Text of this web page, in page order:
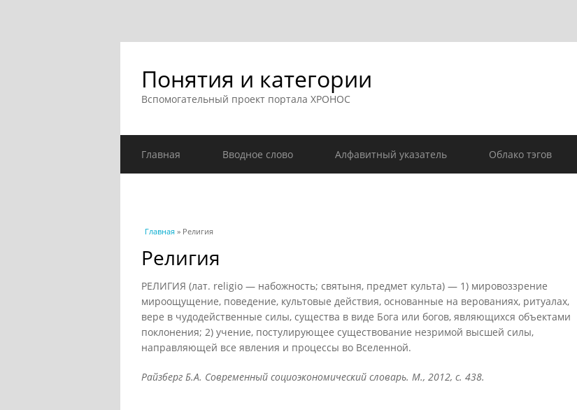
Понятия и категории
Вспомогательный проект портала ХРОНОС
Главная Вводное слово Алфавитный указатель Облако тэгов
Вы здесь
Главная » Религия
Религия
РЕЛИГИЯ (лат. religio — набожность; святыня, предмет культа) — 1) мировоззрение
мироощущение, поведение, культовые действия, основанные на верованиях, ритуалах,
вере в чудодейственные силы, существа в виде Бога или богов, являющихся объектами
поклонения; 2) учение, постулирующее существование незримой высшей силы,
направляющей все явления и процессы во Вселенной.
Райзберг Б.А. Современный социоэкономический словарь. М., 2012, с. 438.